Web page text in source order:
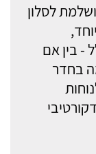
לסלון
- בין אם
בחדר